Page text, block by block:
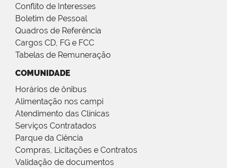
Conflito de Interesses
Boletim de Pessoal
Quadros de Referência
Cargos CD, FG e FCC
Tabelas de Remuneração
COMUNIDADE
Horários de ônibus
Alimentação nos campi
Atendimento das Clínicas
Serviços Contratados
Parque da Ciência
Compras, Licitações e Contratos
Validação de documentos